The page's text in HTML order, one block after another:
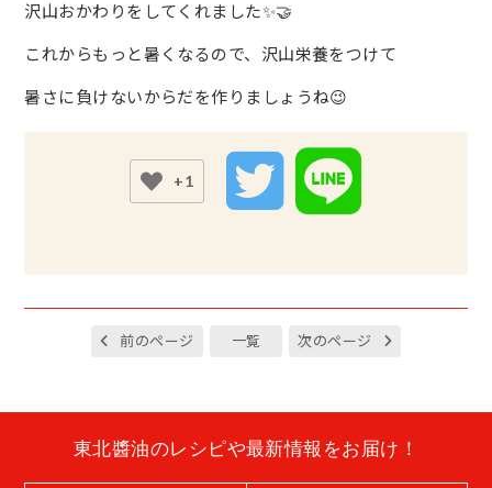
沢山おかわりをしてくれました✨🤝
これからもっと暑くなるので、沢山栄養をつけて
暑さに負けないからだを作りましょうね😉
+1
前のページ 一覧 次のページ
東北醬油のレシピや最新情報をお届け！